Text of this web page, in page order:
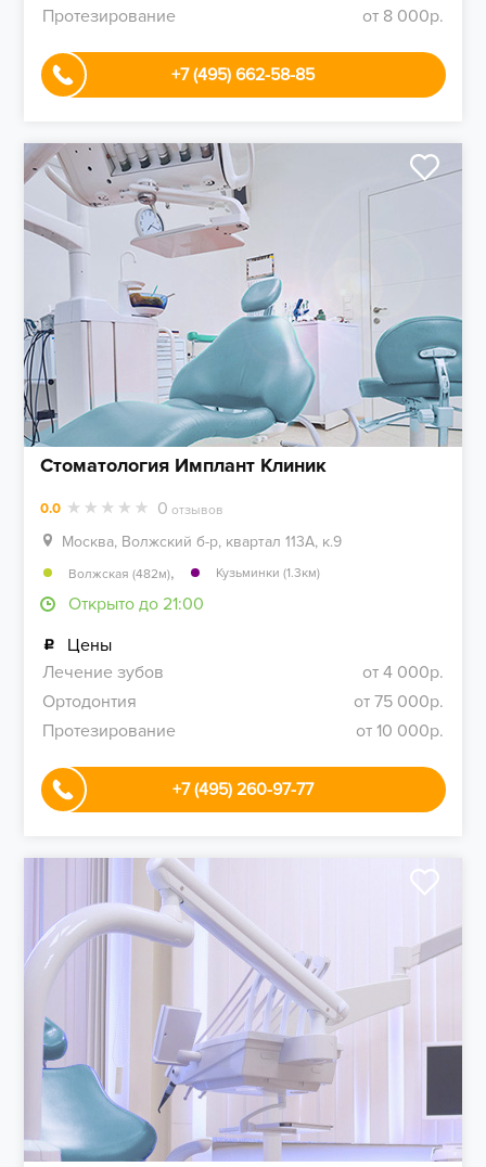
Протезирование
от 8 000р.
+7 (495) 662-58-85
Стоматология Имплант Клиник
0.0 0 отзывов
Москва, Волжский б-р, квартал 113А, к.9
Волжская (482м), Кузьминки (1.3км)
Открыто до 21:00
Цены
Лечение зубов
от 4 000р.
Ортодонтия
от 75 000р.
Протезирование
от 10 000р.
+7 (495) 260-97-77